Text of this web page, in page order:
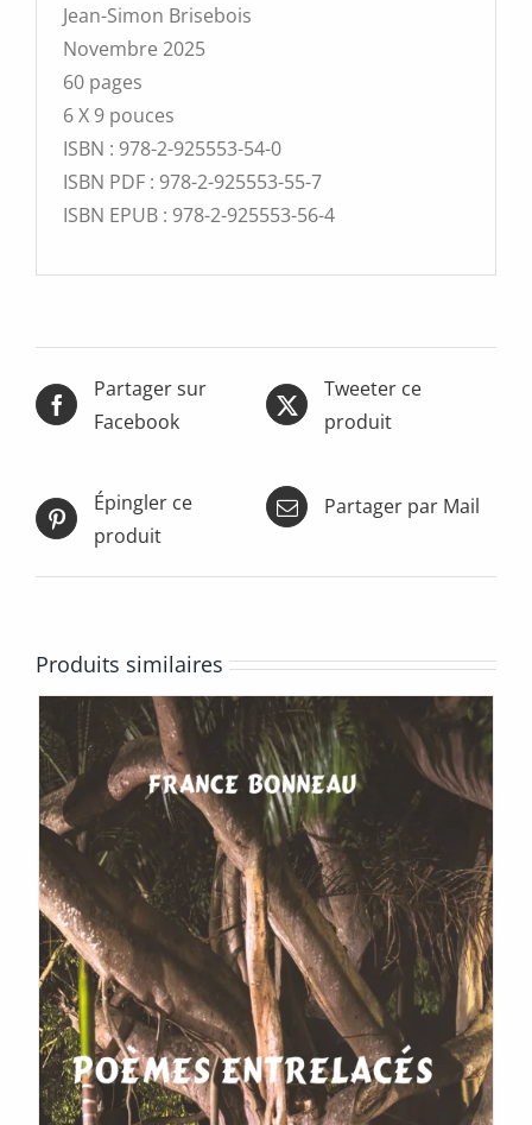
Jean-Simon Brisebois
Novembre 2025
60 pages
6 X 9 pouces
ISBN : 978-2-925553-54-0
ISBN PDF : 978-2-925553-55-7
ISBN EPUB : 978-2-925553-56-4
Partager sur
Facebook
Tweeter ce
produit
Épingler ce
produit
Partager par Mail
Produits similaires